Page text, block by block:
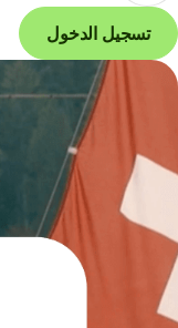
تسجيل الدخول